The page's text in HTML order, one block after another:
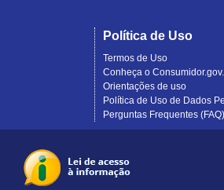
Política de Uso
Termos de Uso
Conheça o
Orientações de uso
Política de Uso de Dados
Perguntas Frequentes (FAQ)